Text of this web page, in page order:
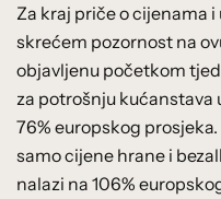
Za kraj priče o cijenama
skrećem pozornost na
objavljenu početkom
za potrošnju kućanstava
76% europskog
samo cijene hrane i
nalazi na 106%